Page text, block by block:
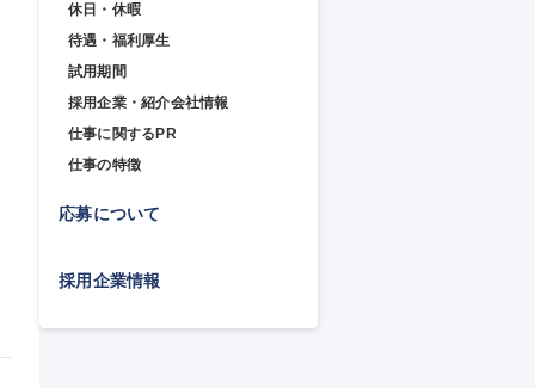
休日・休暇
待遇・福利厚生
試用期間
採用企業・紹介会社情報
仕事に関するPR
仕事の特徴
応募について
採用企業情報